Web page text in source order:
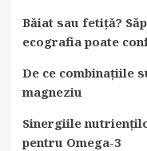
Băiat sau fetiță?
ecografia poate
De ce combinațiile
magneziu
Sinergiile
pentru Omega-3